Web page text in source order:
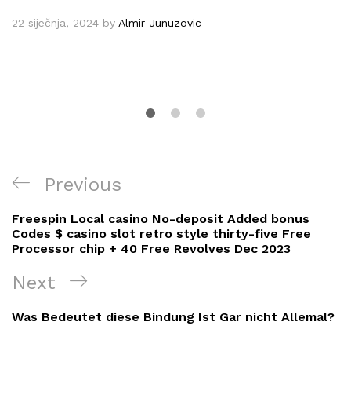
22 siječnja, 2024 by Almir Junuzovic
Navigacija
objava
Previous
Post
Previous
Freespin Local casino No-deposit Added bonus
Codes $ casino slot retro style thirty-five Free
Processor chip + 40 Free Revolves Dec 2023
Next
Post
Next
Was Bedeutet diese Bindung Ist Gar nicht Allemal?